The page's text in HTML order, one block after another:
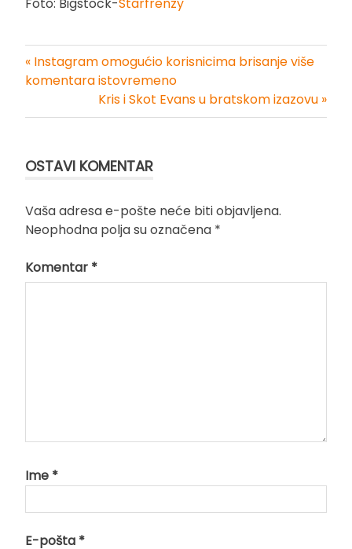
Kretanje
članka
« Instagram omogućio korisnicima brisanje više
komentara istovremeno
Kris i Skot Evans u bratskom izazovu »
OSTAVI KOMENTAR
Vaša adresa e-pošte neće biti objavljena.
Neophodna polja su označena *
Komentar *
Ime *
E-pošta *